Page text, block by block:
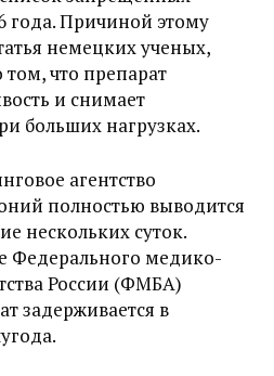
года. Причиной этому
немецких ученых,
что препарат
и снимает
больших нагрузках.
агентство
полностью выводится
нескольких суток.
Федерального медико-
России (ФМБА)
задерживается в